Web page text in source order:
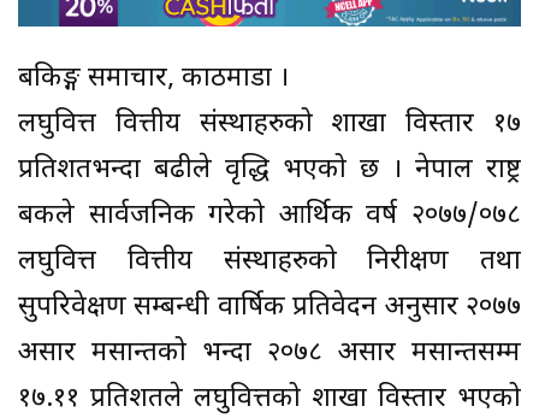
बैंकिङ्ग समाचार, काठमाडौं ।
लघुवित्त वित्तीय संस्थाहरुको शाखा विस्तार १७
प्रतिशतभन्दा बढीले वृद्धि भएको छ । नेपाल राष्ट्र
बैंकले सार्वजनिक गरेको आर्थिक वर्ष २०७७/०७८
लघुवित्त वित्तीय संस्थाहरुको निरीक्षण तथा
सुपरिवेक्षण सम्बन्धी वार्षिक प्रतिवेदन अनुसार २०७७
असार मसान्तको भन्दा २०७८ असार मसान्तसम्म
१७.११ प्रतिशतले लघुवित्तको शाखा विस्तार भएको